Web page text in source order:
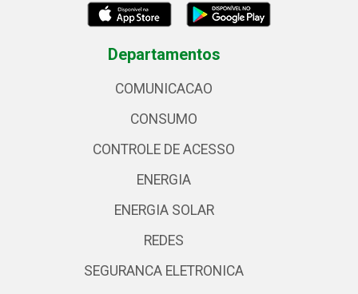
Departamentos
COMUNICACAO
CONSUMO
CONTROLE DE ACESSO
ENERGIA
ENERGIA SOLAR
REDES
SEGURANCA ELETRONICA